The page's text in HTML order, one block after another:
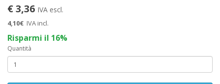
€ 3,36 IVA escl.
4,10€ IVA incl.
Risparmi il 16%
Quantità